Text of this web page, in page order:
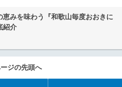
恵みを味わう『和歌山毎度おおきに
紹介
ジの先頭へ